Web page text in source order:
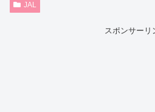
JAL
スポンサーリ